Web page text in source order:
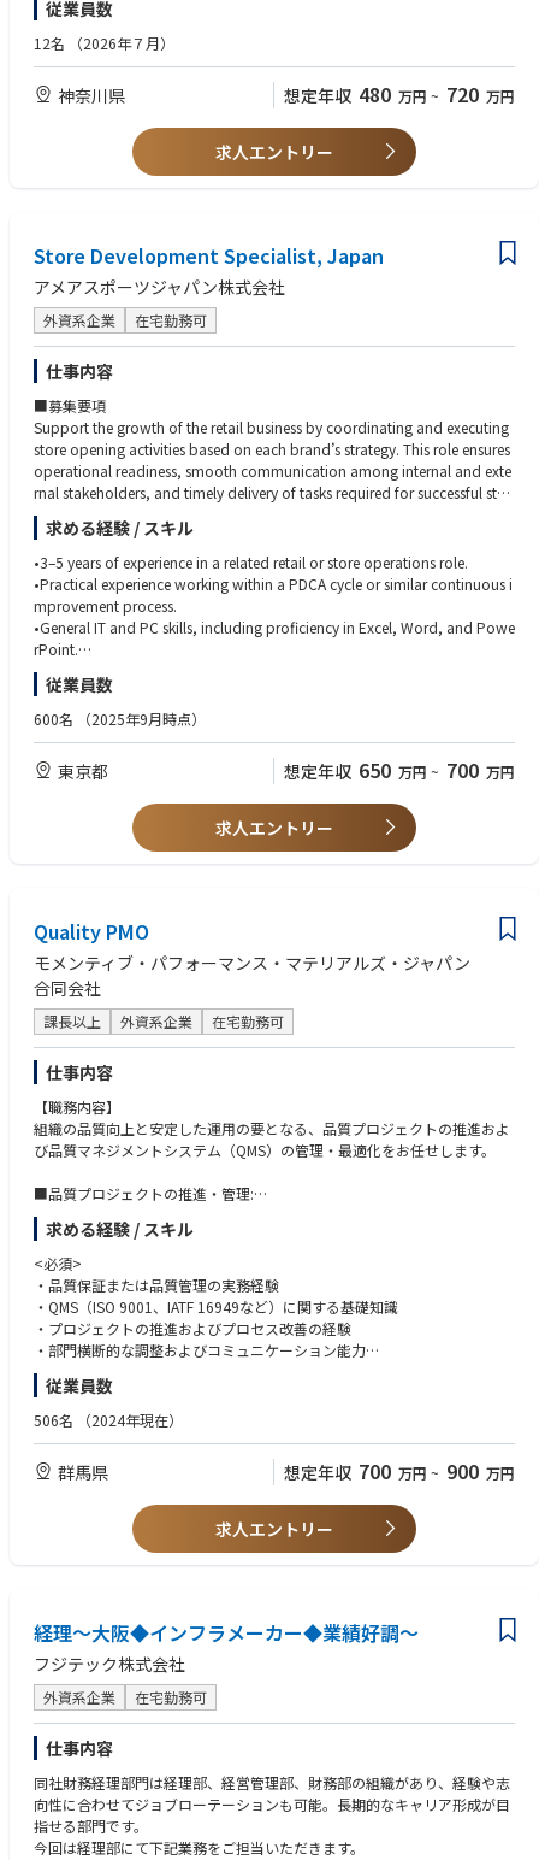
重点商品の導入促進に向けた商品説明資料、販売支援資料、プレゼンテー
ション資料の作成
小売パートナーの販売現場で商品価値が正しく伝わるよう、sell-through
支援施策を設計
バイヤー、店舗スタッフ、販売現場に向けたブランド・プロダクト理解促
進のためのツール制作
セールスチームからのフィードバックをもとに、施策の改善と次シーズン
販促物、展示会施工、什器、印刷物、イベント制作に関わる外部ベンダー
の選定・管理
オリエンテーション、見積取得、発注、制作進行、納品、施工、撤収まで
の一連のプロジェクト管理
制作物の品質、ブランド表現、納期、コストの管理
社内関係者と外部ベンダー間のコミュニケーション整理
複数ベンダー間の調整、スケジュール管理、課題解決
る製品の保守・修理対応
・ 電気的出力データの記録・評価による初期不具合の切り分け・故障解析
のサポート。フェイラー・アナリシスに資するテスターのデータログの確
・ 社内エンジニアリング各部門(設計、製造、SQE)と連携し、詳細な故障
・ 関連データの収集および、詳細かつ正確なサービスレポートの提出を通
じた、体系的な根本原因調査のサポート
2. 社内部門横断的な連携
・ 直属の同僚、テクニカルセールスエンジニア、プロジェクトマネージャ
ー、品質エンジニア、および設計センターと密に連携し、お客様の要求事
項や技術的リスクを共有
・ 知見の共有やアドバイスを通じ、可能な限り同僚をサポート
・ お客様からのフィードバックを社内各部門が実行可能なタスクへ落とし
込み、それぞれの成果物の背景にある「理由」を各部門が理解できるよう
にする
・ 社内他部門とお客様との間の緩衝役として、エスカレーションを適切に
取捨選択し、安定した関係の維持に貢献
3. 社内品質管理・診断業務
・ 電気的・機械的チェックおよび関連文書作成を含む、組立済みプリント
基板(PCB)の出荷前品質管理に関する全業務の実施(上記に限定されない)
・ 社内または客先における診断テストの監督
・ テストデータログの確認、および診断用テストプログラムのデバッグ・
改善に向けたプログラマーとの連携
・ 日本語および英語の読み書きを含む高い技術的コミュニケーション能力
・ 部門横断的なチームでの協働、および戦術的な業務遂行と中長期的な顧
・ PCB、ICパッケージング、プローブカード、またはその他半導体関連ハ
ードウェアの経験があれば尚可(必須ではない)
【歓迎する資質】
・ プレッシャー下でも冷静さを保ち、誠実さと共感をもってエスカレーシ
・ 日々の対応業務から一歩引いて全体を俯瞰し、中長期的な顧客関係およ
び技術方針に貢献できる戦略的視点を持つ
【当社について】
半導体検査装置においてトップクラスのシェアを誇るテラダイン社に現在
あるDIS事業部が2024年5月に新会社として設立。
従業員数
12名 （2026年７月）
神奈川県 想定年収 480 万円 ~ 720 万円
求人エントリー
Store Development Specialist, Japan
アメアスポーツジャパン株式会社
外資系企業 在宅勤務可
仕事内容
■募集要項
Support the growth of the retail business by coordinating and executing
store opening activities based on each brand’s strategy. This role ensures
operational readiness, smooth communication among internal and exte
rnal stakeholders, and timely delivery of tasks required for successful stor
e launches.
各ブランドの戦略に基づき、店舗の新規出店業務を調整・実行すること
で、リテール事業の成長を支援します。本職務では、円滑な店舗運営体制
の確立、社内外の関係者とのスムーズな連携、そして店舗の立ち上げを成
功させるために必要なタスクの期日通りの遂行を確実にします。
■業務概要
•Coordinate with each brand to support store opening planning based
on their strategy, ensuring smooth information sharing and timely execut
•Maintain regular communication with developers and real estate agenci
•Conduct area and property research, compiling relevant market data to
support site evaluation and decision-making.
nd teams and related stakeholders in Japan.
•Create required approval materials for brand HQ and APAC, ensuring ac
curacy and alignment with guidelines.
•Support the store design process by coordinating between brand HQ a
nd interior vendors, ensuring plans align with budget and requirements.
•Work closely with each brand’s retail team to prepare for store openings
and support a smooth business handover post-opening.
•Assist with contract-related tasks for existing stores, including updates a
nd renewals.
•Support the planning and implementation of store interior refresh proje
cts for existing locations.
• 各ブランドの戦略に基づいた出店計画を支援するため、各ブランドと連
携し、円滑な情報共有と迅速な実行を推進する。
• デベロッパーや不動産会社と定期的に連絡を取り、最新の市場情報や物
• エリアや物件に関する調査を行い、関連する市場データをまとめて、出
店候補地の評価や意思決定を支援する。
• 有利な取引条件を確保するため、データや資料を作成し、物件オーナー
との交渉をサポートする。
• 新規店舗の正確な損益（P&L）予測を作成し、ブランドチームや国内の
関連ステークホルダーと共有する。
• ブランド本社やAPAC（アジア太平洋地域）向けの承認用資料を作成し、
内容の正確性とガイドラインへの適合を確保する。
• ブランド本社と内装業者間の調整を行い、予算や要件に沿った計画とな
るよう店舗設計プロセスを支援する。
• 各ブランドのリテールチームと緊密に連携し、出店準備や、オープン後
の円滑な業務引き継ぎをサポートする。
• 既存店舗の契約更新や変更など、契約関連業務を支援する。
• 既存店舗における内装リフレッシュ（改装）プロジェクトの計画および
求める経験 / スキル
•3–5 years of experience in a related retail or store operations role.
•Practical experience working within a PDCA cycle or similar continuous i
mprovement process.
•General IT and PC skills, including proficiency in Excel, Word, and Powe
rPoint.
•Strong communication and coordination skills with internal teams and
external partners.
•Ability to execute store-opening tasks accurately and on schedule.
•High attention to detail in documents, contracts, and project tracking.
•Ability to build positive relationships with developers, landlords, and ve
•Practical problem-solving skills and flexibility in managing multiple task
•Collaborative mindset and ability to work effectively with cross-function
al teams.
• 小売業または店舗運営関連の業務経験（3～5年）。
• PDCAサイクルやそれに類する継続的改善プロセスの運用経験。
• 一般的なIT・PCスキル（Excel、Word、PowerPointの習熟を含む）。
• 社内チームや社外パートナーとの円滑なコミュニケーションおよび調整
能力。
• 店舗開設業務を正確かつスケジュール通りに遂行する能力。
• 市場調査やP&L（損益計算書）作成に必要な基礎的な分析スキル。
• 開発業者、物件オーナー、ベンダーと良好な関係を築く能力。
• 実践的な問題解決能力および、複数のタスクを管理する柔軟性。
• PowerPointおよびExcelの習熟、ならびに高い文書作成能力。
• 日本語（ネイティブレベル）および英語（本社やAPACとのやり取りが可
能なビジネスレベル）。
• 協調性を持ち、部門横断的なチームと効果的に連携して業務を遂行する
能力。
従業員数
600名 （2025年9月時点）
東京都 想定年収 650 万円 ~ 700 万円
求人エントリー
Quality PMO
モメンティブ・パフォーマンス・マテリアルズ・ジャパン
合同会社
課長以上 外資系企業 在宅勤務可
仕事内容
【職務内容】
組織の品質向上と安定した運用の要となる、品質プロジェクトの推進およ
び品質マネジメントシステム（QMS）の管理・最適化をお任せします。
■品質プロジェクトの推進・管理:
社内の品質向上に向けた各種プロジェクトの計画立案、進捗管理、および
課題解決のリード。
■QMS（品質マネジメントシステム）の運用と整合性の確保:
国際標準（ISO等）や社内規定に基づいたQMSの構築・維持、および現場
の業務プロセスとの整合性の担保。
■部門横断的な連携・コミュニケーション:
開発、製造、営業など各部門のキーパーソンと連携し、全社的な品質意識
■監査および経営レビューの支援:
内部・外部監査（認証審査含む）の対応準備、監査対応、および経営層へ
の品質状況の報告（マネジメントレビュー）に必要な資料作成や実務サポ
• 品質保証とプロジェクトマネジメントを融合したハイブリッドなスキル
• IATF 16949およびISO 9001規格に基づく実務経験
求める経験 / スキル
<必須>
・品質保証または品質管理の実務経験
・QMS（ISO 9001、IATF 16949など）に関する基礎知識
・プロジェクトの推進およびプロセス改善の経験
・部門横断的な調整およびコミュニケーション能力
<望ましい条件>
• プロジェクトマネジメントおよび関連ツールに関する知識
• 内部監査員資格• 英語力（海外拠点とのコミュニケーションのため）
従業員数
506名 （2024年現在）
群馬県 想定年収 700 万円 ~ 900 万円
求人エントリー
経理～大阪◆インフラメーカー◆業績好調～
フジテック株式会社
外資系企業 在宅勤務可
仕事内容
同社財務経理部門は経理部、経営管理部、財務部の組織があり、経験や志
向性に合わせてジョブローテーションも可能。長期的なキャリア形成が目
指せる部門です。
今回は経理部にて下記業務をご担当いただきます。